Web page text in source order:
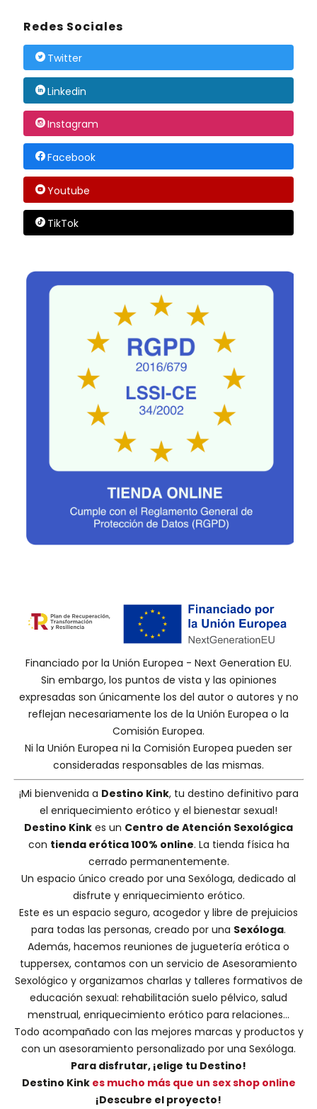
Redes Sociales
Twitter
Linkedin
Instagram
Facebook
Youtube
TikTok
Financiado por la Unión Europea - Next Generation EU.
Sin embargo, los puntos de vista y las opiniones
expresadas son únicamente los del autor o autores y no
reflejan necesariamente los de la Unión Europea o la
Comisión Europea.
Ni la Unión Europea ni la Comisión Europea pueden ser
consideradas responsables de las mismas.
¡Mi bienvenida a Destino Kink, tu destino definitivo para
el enriquecimiento erótico y el bienestar sexual!
Destino Kink es un Centro de Atención Sexológica
con tienda erótica 100% online. La tienda física ha
cerrado permanentemente.
Un espacio único creado por una Sexóloga, dedicado al
disfrute y enriquecimiento erótico.
Este es un espacio seguro, acogedor y libre de prejuicios
para todas las personas, creado por una Sexóloga.
Además, hacemos reuniones de juguetería erótica o
tuppersex, contamos con un servicio de Asesoramiento
Sexológico y organizamos charlas y talleres formativos de
educación sexual: rehabilitación suelo pélvico, salud
menstrual, enriquecimiento erótico para relaciones...
Todo acompañado con las mejores marcas y productos y
con un asesoramiento personalizado por una Sexóloga.
Para disfrutar, ¡elige tu Destino!
Destino Kink es mucho más que un sex shop online
¡Descubre el proyecto!